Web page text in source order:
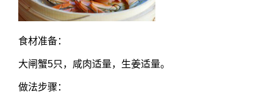
食材准备：
大闸蟹5只，咸肉适量，生姜适量。
做法步骤：